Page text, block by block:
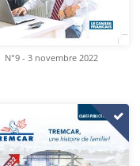
N°9 - 3 novembre 2022